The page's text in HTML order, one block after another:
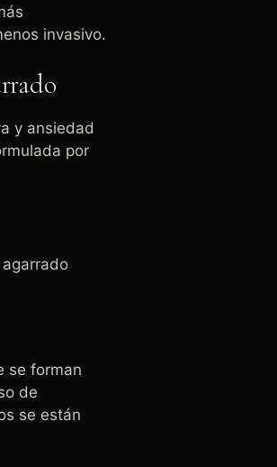
invasivo.
y ansiedad
por
se forman
de
se están